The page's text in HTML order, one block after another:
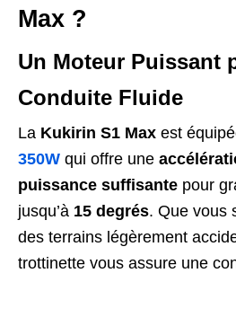
Max ?
Un Moteur Puissant
Conduite Fluide
La Kukirin S1 Max est
350W qui offre une
puissance suffisante pour
jusqu’à 15 degrés. Que vous
des terrains légèrement
trottinette vous assure une